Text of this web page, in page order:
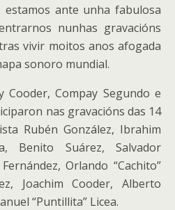
estamos ante unha fabulosa
nunhas gravacións
vivir moitos anos afogada
sonoro mundial.
Cooder, Compay Segundo e
nas gravacións das 14
Rubén González, Ibrahim
Benito Suárez, Salvador
Orlando “Cachito”
Joachim Cooder, Alberto
“Puntillita” Licea.